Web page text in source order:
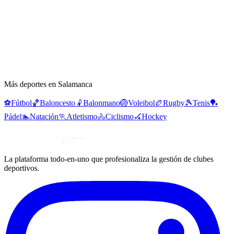
Más deportes en Salamanca
⚽Fútbol🏀Baloncesto 🤾Balonmano🏐Voleibol🏉Rugby🎾Tenis🏓
Pádel🏊Natación🏃 Atletismo🚴Ciclismo🏑Hockey
La plataforma todo-en-uno que profesionaliza la gestión de clubes
deportivos.